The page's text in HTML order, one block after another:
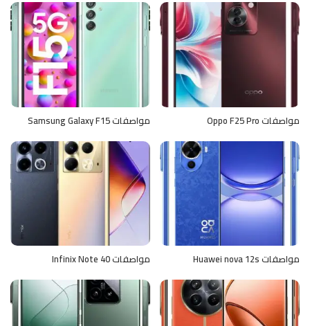
مواصفات Oppo F25 Pro مواصفات Samsung Galaxy F15
مواصفات Huawei nova 12s مواصفات Infinix Note 40